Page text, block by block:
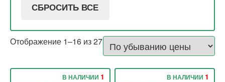
СБРОСИТЬ ВСЕ
Отображение 1–16 из 27
В НАЛИЧИИ 1 В НАЛИЧИИ 1